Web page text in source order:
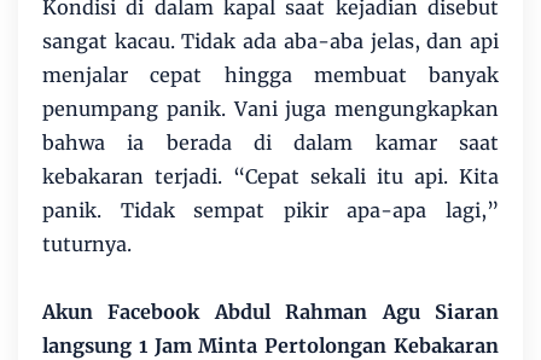
Kondisi di dalam kapal saat kejadian disebut
sangat kacau. Tidak ada aba-aba jelas, dan api
menjalar cepat hingga membuat banyak
penumpang panik. Vani juga mengungkapkan
bahwa ia berada di dalam kamar saat
kebakaran terjadi. “Cepat sekali itu api. Kita
panik. Tidak sempat pikir apa-apa lagi,”
tuturnya.
Akun Facebook Abdul Rahman Agu Siaran
langsung 1 Jam Minta Pertolongan Kebakaran